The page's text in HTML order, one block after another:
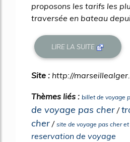
proposons les tarifs les
traversée en bateau
LIRE LA SUITE
Site : http://
Thèmes liés : billet de voyage
de voyage pas cher /
cher / site de voyage pas cher
reservation de voyage